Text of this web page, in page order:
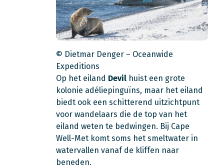
© Dietmar Denger – Oceanwide
Expeditions
Op het eiland Devil huist een grote
kolonie adéliepinguïns, maar het eiland
biedt ook een schitterend uitzichtpunt
voor wandelaars die de top van het
eiland weten te bedwingen. Bij Cape
Well-Met komt soms het smeltwater in
watervallen vanaf de kliffen naar
beneden.